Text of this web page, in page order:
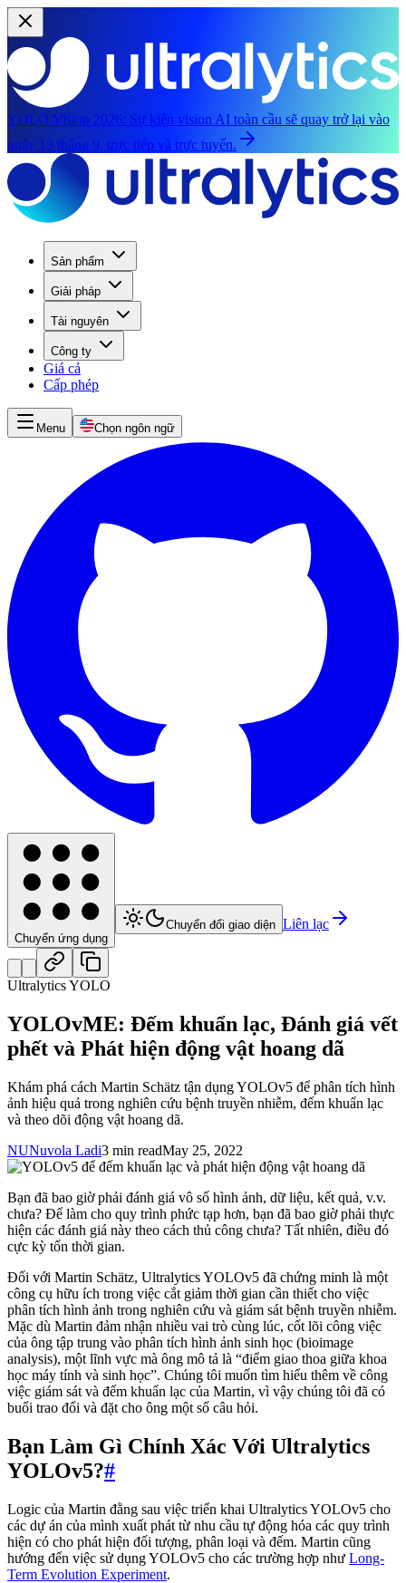
YOLO Vision 2026: Sự kiện vision AI toàn cầu sẽ quay trở lại vào
ngày 13 tháng 9, trực tiếp và trực tuyến.
Sản phẩm
Giải pháp
Tài nguyên
Công ty
Giá cả
Cấp phép
Menu Chọn ngôn ngữ
Chuyển ứng dụng
Chuyển đổi giao diện Liên lạc
Ultralytics YOLO
YOLOvME: Đếm khuẩn lạc, Đánh giá vết
phết và Phát hiện động vật hoang dã
Khám phá cách Martin Schätz tận dụng YOLOv5 để phân tích hình
ảnh hiệu quả trong nghiên cứu bệnh truyền nhiễm, đếm khuẩn lạc
và theo dõi động vật hoang dã.
NUNuvola Ladi3 min readMay 25, 2022
Bạn đã bao giờ phải đánh giá vô số hình ảnh, dữ liệu, kết quả, v.v.
chưa? Để làm cho quy trình phức tạp hơn, bạn đã bao giờ phải thực
hiện các đánh giá này theo cách thủ công chưa? Tất nhiên, điều đó
cực kỳ tốn thời gian.
Đối với Martin Schätz, Ultralytics YOLOv5 đã chứng minh là một
công cụ hữu ích trong việc cắt giảm thời gian cần thiết cho việc
phân tích hình ảnh trong nghiên cứu và giám sát bệnh truyền nhiễm.
Mặc dù Martin đảm nhận nhiều vai trò cùng lúc, cốt lõi công việc
của ông tập trung vào phân tích hình ảnh sinh học (bioimage
analysis), một lĩnh vực mà ông mô tả là “điểm giao thoa giữa khoa
học máy tính và sinh học”. Chúng tôi muốn tìm hiểu thêm về công
việc giám sát và đếm khuẩn lạc của Martin, vì vậy chúng tôi đã có
buổi trao đổi và đặt cho ông một số câu hỏi.
Bạn Làm Gì Chính Xác Với Ultralytics
YOLOv5?#
Logic của Martin đằng sau việc triển khai Ultralytics YOLOv5 cho
các dự án của mình xuất phát từ nhu cầu tự động hóa các quy trình
hiện có cho phát hiện đối tượng, phân loại và đếm. Martin cũng
hướng đến việc sử dụng YOLOv5 cho các trường hợp như Long-
Term Evolution Experiment.